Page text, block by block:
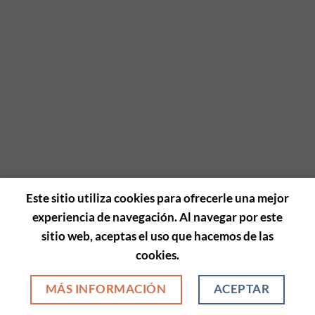
Este sitio utiliza cookies para ofrecerle una mejor
experiencia de navegación. Al navegar por este
sitio web, aceptas el uso que hacemos de las
cookies.
MÁS INFORMACIÓN ACEPTAR